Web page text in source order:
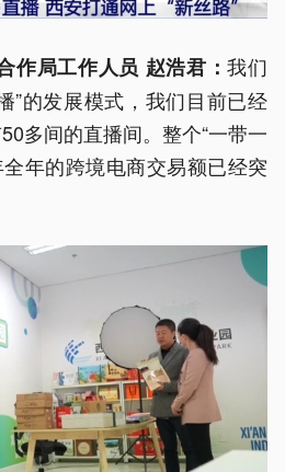
作局工作人员 赵浩君：我们
”的发展模式，我们目前已经
多间的直播间。整个“一带一
年的跨境电商交易额已经突